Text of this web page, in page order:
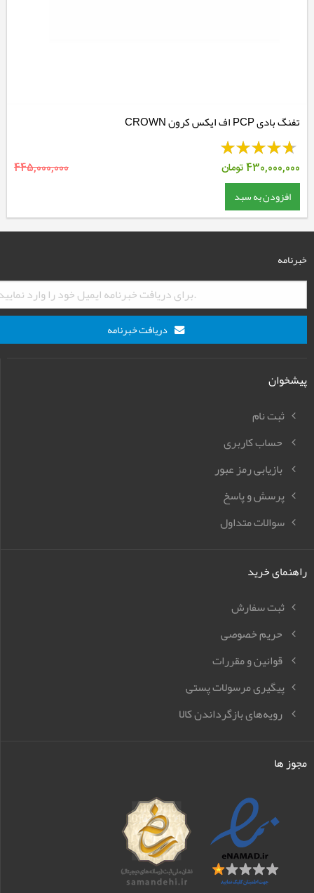
تفنگ بادی PCP اف ایکس کرون CROWN
430,000,000تومان 445,000,000
افزودن به سبد
خبرنامه
دریافت خبرنامه
پیشخوان
ثبت نام
حساب کاربری
بازیابی رمز عبور
پرسش و پاسخ
سوالات متداول
راهنمای خرید
ثبت سفارش
حریم خصوصی
قوانین و مقررات
پیگیری مرسولات پستی
رویه‌های بازگرداندن کالا
مجوز ها